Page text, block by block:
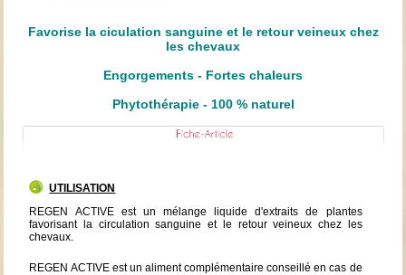
Favorise la ciculation sanguine et le retour veineux chez
les chevaux
Engorgements - Fortes chaleurs
Phytothérapie - 100 % naturel
UTILISATION
REGEN ACTIVE est un mélange liquide d'extraits de plantes
favorisant la circulation sanguine et le retour veineux chez les
chevaux.
REGEN ACTIVE est un aliment complémentaire conseillé en cas de